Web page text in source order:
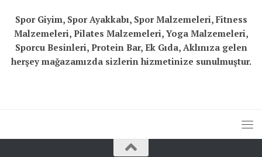
Spor Giyim, Spor Ayakkabı, Spor Malzemeleri, Fitness
Malzemeleri, Pilates Malzemeleri, Yoga Malzemeleri,
Sporcu Besinleri, Protein Bar, Ek Gıda, Aklınıza gelen
herşey mağazamızda sizlerin hizmetinize sunulmuştur.